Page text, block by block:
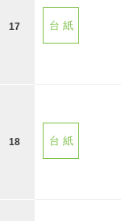
17 台 紙
18 台 紙